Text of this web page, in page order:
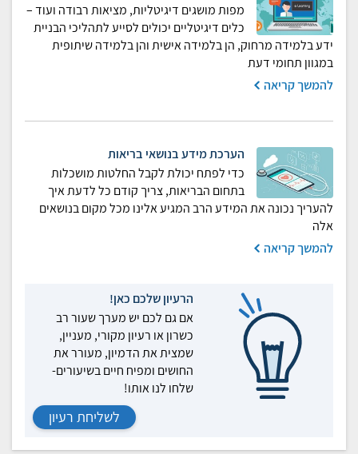
מפות מושגים דיגיטליות, מציאות רבודה ועוד –
כלים דיגיטליים יכולים לסייע לתהליכי הבניית
ידע בלמידה מרחוק, הן בלמידה אישית והן בלמידה שיתופית
במגוון תחומי דעת
להמשך קריאה
הערכת מידע בנושאי בריאות
כדי לפתח יכולת לקבל החלטות מושכלות
בתחום הבריאות, צריך קודם כל לדעת איך
להעריך נכונה את המידע הרב המגיע אלינו מכל מקום בנושאים
אלה
להמשך קריאה
הרעיון שלכם כאן!
אם גם לכם יש מערך שעור רב
כשרון או רעיון מקורי, מעניין,
שמצית את הדמיון, מעורר את
החושים ומפיח חיים בשיעורים-
שלחו לנו אותו!
לשליחת רעיון